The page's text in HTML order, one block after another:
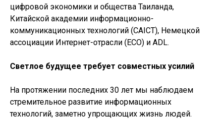
цифровой экономики и общества Таиланда,
Китайской академии информационно-
коммуникационных технологий (CAICT), Немецкой
ассоциации Интернет-отрасли (ECO) и ADL.
Светлое будущее требует совместных усилий
На протяжении последних 30 лет мы наблюдаем
стремительное развитие информационных
технологий, заметно упрощающих жизнь людей.